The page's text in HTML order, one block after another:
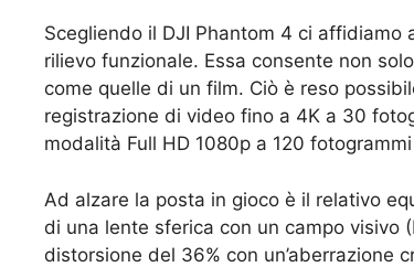
Scegliendo il DJI Phantom 4 ci affidiamo
rilievo funzionale. Essa consente non
come quelle di un film. Ciò è reso
registrazione di video fino a 4K a 30
modalità Full HD 1080p a 120
Ad alzare la posta in gioco è il relativo
di una lente sferica con un campo visivo
distorsione del 36% con un’aberrazione